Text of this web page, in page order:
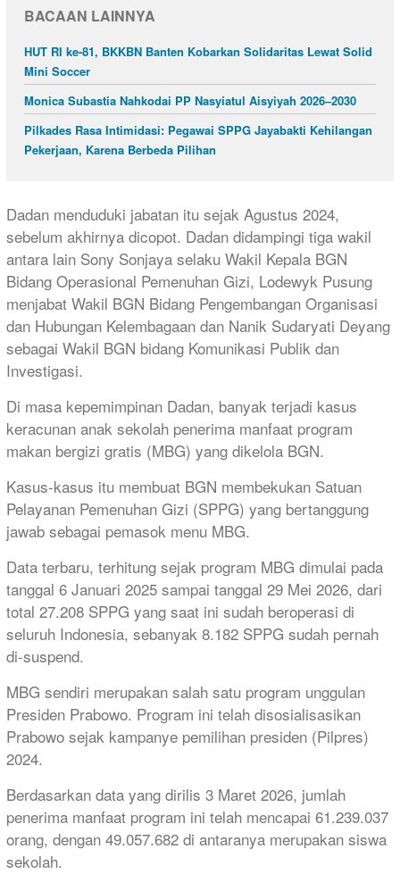
BACAAN LAINNYA
HUT RI ke-81, BKKBN Banten Kobarkan Solidaritas Lewat Solid
Mini Soccer
Monica Subastia Nahkodai PP Nasyiatul Aisyiyah 2026–2030
Pilkades Rasa Intimidasi: Pegawai SPPG Jayabakti Kehilangan
Pekerjaan, Karena Berbeda Pilihan
Dadan menduduki jabatan itu sejak Agustus 2024,
sebelum akhirnya dicopot. Dadan didampingi tiga wakil
antara lain Sony Sonjaya selaku Wakil Kepala BGN
Bidang Operasional Pemenuhan Gizi, Lodewyk Pusung
menjabat Wakil BGN Bidang Pengembangan Organisasi
dan Hubungan Kelembagaan dan Nanik Sudaryati Deyang
sebagai Wakil BGN bidang Komunikasi Publik dan
Investigasi.
Di masa kepemimpinan Dadan, banyak terjadi kasus
keracunan anak sekolah penerima manfaat program
makan bergizi gratis (MBG) yang dikelola BGN.
Kasus-kasus itu membuat BGN membekukan Satuan
Pelayanan Pemenuhan Gizi (SPPG) yang bertanggung
jawab sebagai pemasok menu MBG.
Data terbaru, terhitung sejak program MBG dimulai pada
tanggal 6 Januari 2025 sampai tanggal 29 Mei 2026, dari
total 27.208 SPPG yang saat ini sudah beroperasi di
seluruh Indonesia, sebanyak 8.182 SPPG sudah pernah
di-suspend.
MBG sendiri merupakan salah satu program unggulan
Presiden Prabowo. Program ini telah disosialisasikan
Prabowo sejak kampanye pemilihan presiden (Pilpres)
2024.
Berdasarkan data yang dirilis 3 Maret 2026, jumlah
penerima manfaat program ini telah mencapai 61.239.037
orang, dengan 49.057.682 di antaranya merupakan siswa
sekolah.